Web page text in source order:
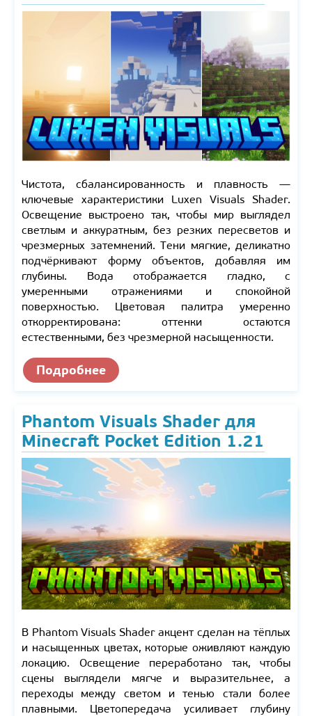
Чистота, сбалансированность и плавность —
ключевые характеристики Luxen Visuals Shader.
Освещение выстроено так, чтобы мир выглядел
светлым и аккуратным, без резких пересветов и
чрезмерных затемнений. Тени мягкие, деликатно
подчёркивают форму объектов, добавляя им
глубины. Вода отображается гладко, с
умеренными отражениями и спокойной
поверхностью. Цветовая палитра умеренно
откорректирована: оттенки остаются
естественными, без чрезмерной насыщенности.
Подробнее
Phantom Visuals Shader для
Minecraft Pocket Edition 1.21
В Phantom Visuals Shader акцент сделан на тёплых
и насыщенных цветах, которые оживляют каждую
локацию. Освещение переработано так, чтобы
сцены выглядели мягче и выразительнее, а
переходы между светом и тенью стали более
плавными. Цветопередача усиливает глубину